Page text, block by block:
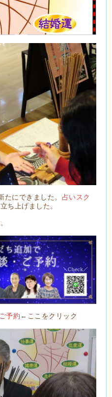
たにできました。 占いスク
ち上げました。
予約 ←ここをクリック